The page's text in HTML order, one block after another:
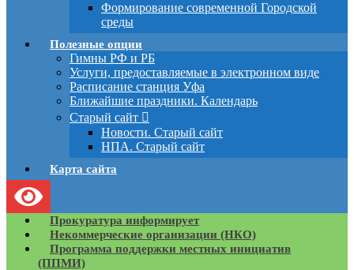
Формирование современной Городской
среды
Полезные опции
Гимны РФ и РБ
Услуги, предоставляемые в электронном виде
Расписание станция Уфа
Ближайшие праздники. Календарь
Старый сайт
Новости. Старый сайт
НПА. Старый сайт
Карта сайта
Прокуратура информирует
Некоммерческие организации (НКО)
Программа поддержки местных инициатив
(ППМИ)